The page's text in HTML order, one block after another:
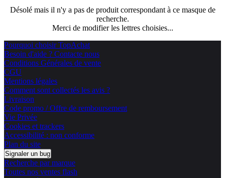
Désolé mais il n'y a pas de produit correspondant à ce masque de
recherche.
Merci de modifier les lettres choisies...
Pourquoi choisir TopAchat
Besoin d'aide ? Contacte nous
Conditions Générales de vente
CGU
Mentions légales
Comment sont collectés les avis ?
Livraison
Code promo / Offre de remboursement
Vie Privée
Cookies et trackers
Accessibilité : non conforme
Plan du site
Signaler un bug
Recherche par marque
Toutes nos ventes flash